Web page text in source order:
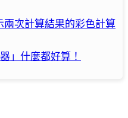
兩次計算結果的彩色計算
」什麼都好算！